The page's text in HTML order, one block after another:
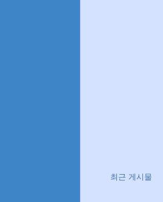
최근 게시물